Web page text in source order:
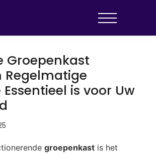
Groepenkast
Regelmatige
is voor Uw
groepenkast is het